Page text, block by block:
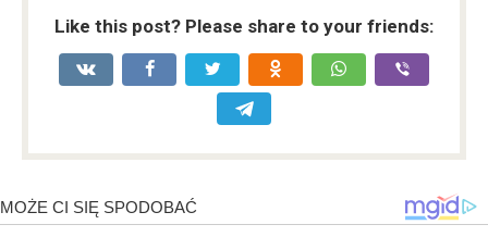
Like this post? Please share to your friends: